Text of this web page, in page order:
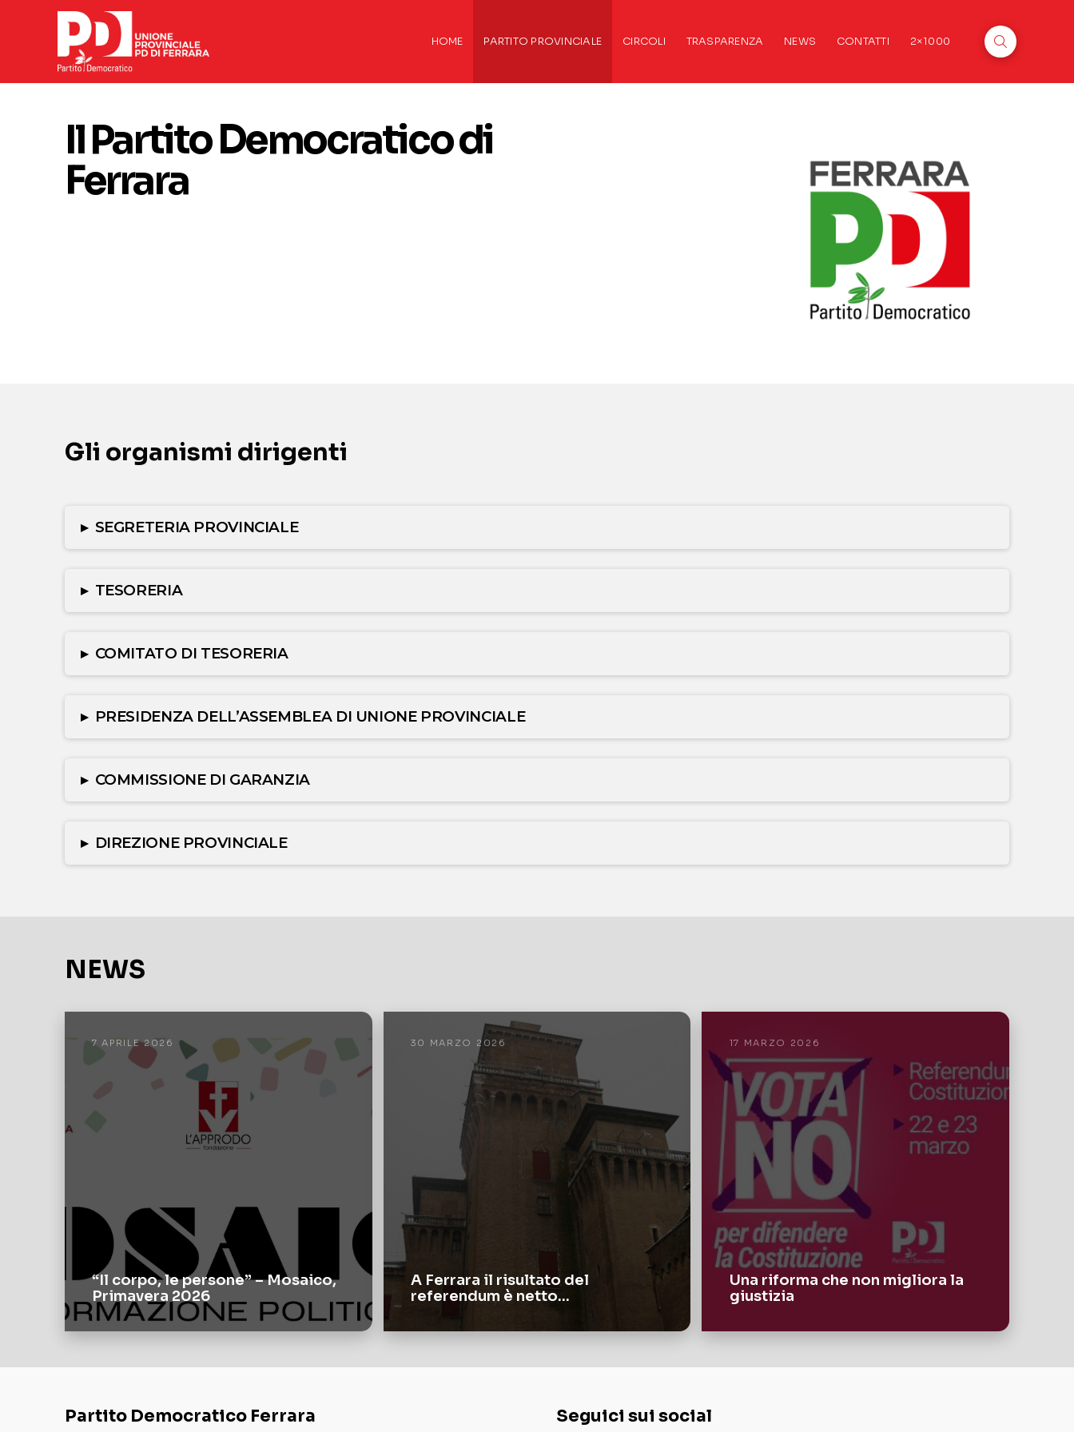
HOME PARTITO PROVINCIALE CIRCOLI TRASPARENZA NEWS CONTATTI 2×1000
Il Partito Democratico di
Ferrara
Gli organismi dirigenti
▸ SEGRETERIA PROVINCIALE
▸ TESORERIA
▸ COMITATO DI TESORERIA
▸ PRESIDENZA DELL’ASSEMBLEA DI UNIONE PROVINCIALE
▸ COMMISSIONE DI GARANZIA
▸ DIREZIONE PROVINCIALE
NEWS
7 APRILE 2026
“Il corpo, le persone” – Mosaico,
Primavera 2026
30 MARZO 2026
A Ferrara il risultato del
referendum è netto…
17 MARZO 2026
Una riforma che non migliora la
giustizia
Partito Democratico Ferrara Seguici sui social